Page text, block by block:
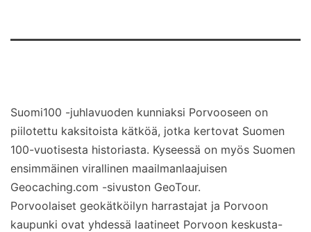
Suomi100 -juhlavuoden kunniaksi Porvooseen on
piilotettu kaksitoista kätköä, jotka kertovat Suomen
100-vuotisesta historiasta. Kyseessä on myös Suomen
ensimmäinen virallinen maailmanlaajuisen
Geocaching.com -sivuston GeoTour.
Porvoolaiset geokätköilyn harrastajat ja Porvoon
kaupunki ovat yhdessä laatineet Porvoon keskusta-